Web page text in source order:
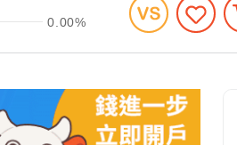
0.00%